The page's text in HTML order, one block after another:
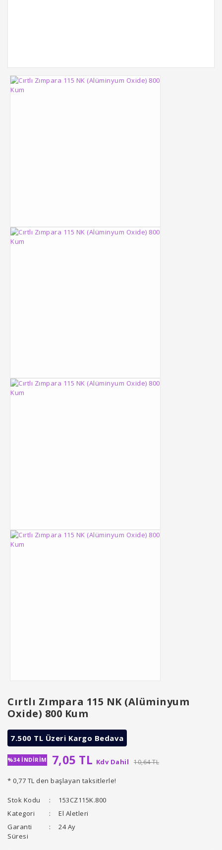
Cırtlı Zımpara 115 NK (Alüminyum
Oxide) 800 Kum
7.500 TL Üzeri Kargo Bedava
%34 İNDİRİM 7,05 TL Kdv Dahil 10,64 TL
* 0,77 TL den başlayan taksitlerle!
Stok Kodu
153CZ115K.800
Kategori
El Aletleri
Garanti
Süresi
24 Ay